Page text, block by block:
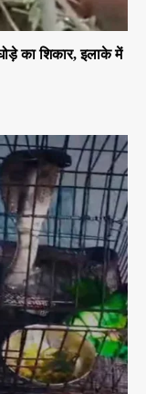
का शिकार, इलाके में